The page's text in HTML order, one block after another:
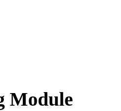
Module